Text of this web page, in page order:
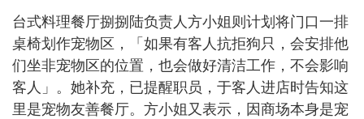
台式料理餐厅捌捌陆负责人方小姐则计划将门口一排
桌椅划作宠物区，「如果有客人抗拒狗只，会安排他
们坐非宠物区的位置，也会做好清洁工作，不会影响
客人」。她补充，已提醒职员，于客人进店时告知这
里是宠物友善餐厅。方小姐又表示，因商场本身是宠